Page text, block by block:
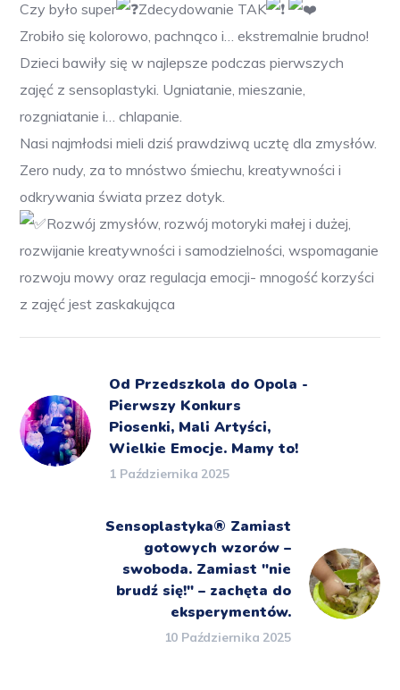
Czy było super
Zdecydowanie TAK
Zrobiło się kolorowo, pachnąco i… ekstremalnie brudno!
Dzieci bawiły się w najlepsze podczas pierwszych
zajęć z sensoplastyki. Ugniatanie, mieszanie,
rozgniatanie i… chlapanie.
Nasi najmłodsi mieli dziś prawdziwą ucztę dla zmysłów.
Zero nudy, za to mnóstwo śmiechu, kreatywności i
odkrywania świata przez dotyk.
Rozwój zmysłów, rozwój motoryki małej i dużej,
rozwijanie kreatywności i samodzielności, wspomaganie
rozwoju mowy oraz regulacja emocji- mnogość korzyści
z zajęć jest zaskakująca
Od Przedszkola do Opola -
Pierwszy Konkurs
Piosenki, Mali Artyści,
Wielkie Emocje. Mamy to!
1 Października 2025
Sensoplastyka® Zamiast
gotowych wzorów –
swoboda. Zamiast "nie
brudź się!" – zachęta do
eksperymentów.
10 Października 2025